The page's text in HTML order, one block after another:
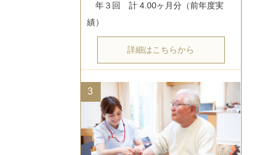
年３回　計 4.00ヶ月分（前年度実
詳細はこちらから
3